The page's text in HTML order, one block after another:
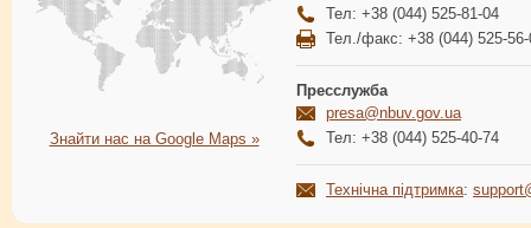
Знайти нас на Google Maps »
Тел: +38 (044) 525-81-04
Тел./факс: +38 (044) 525-56-
Пресслужба
presa@nbuv.gov.ua
Тел: +38 (044) 525-40-74
Технічна підтримка: